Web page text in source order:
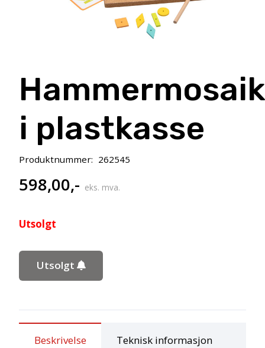
i plastkasse
Produktnummer: 262545
598,00,- eks. mva.
Utsolgt
Utsolgt
Beskrivelse Teknisk informasjon